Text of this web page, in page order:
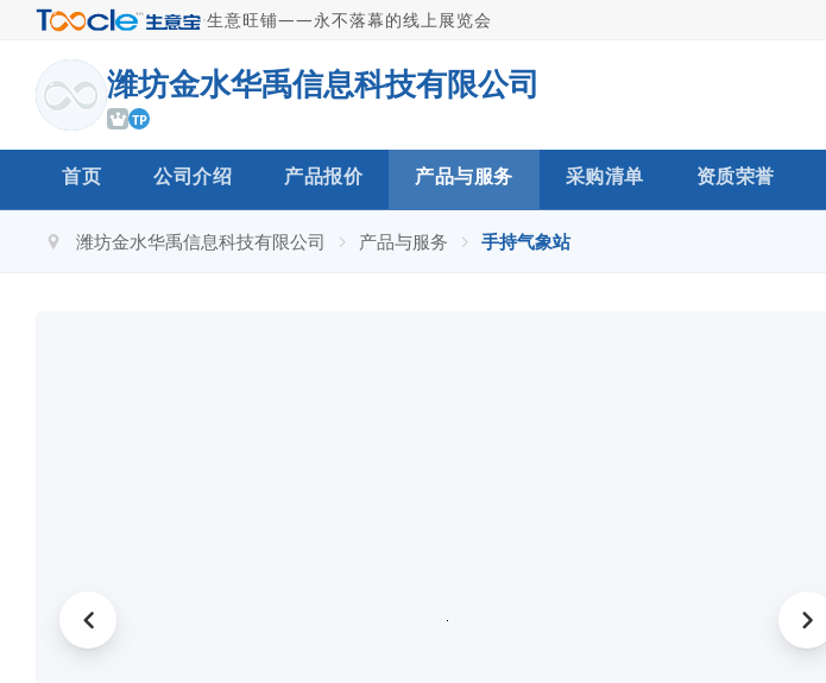
·生意旺铺——永不落幕的线上展览会
潍坊金水华禹信息科技有限公司
TP
首页 公司介绍 产品报价 产品与服务 采购清单 资质荣誉
潍坊金水华禹信息科技有限公司 产品与服务 手持气象站